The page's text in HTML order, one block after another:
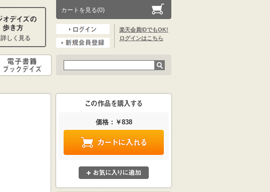
詳しく見る
カートを見る(0)
楽天会員IDでもOK!
ログインはこちら
価格：￥838